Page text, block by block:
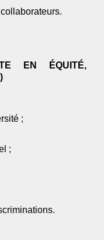
EN ÉQUITÉ,
;
;